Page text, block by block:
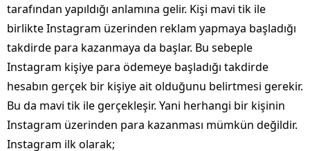
tarafından yapıldığı anlamına gelir. Kişi mavi tik ile
birlikte Instagram üzerinden reklam yapmaya başladığı
takdirde para kazanmaya da başlar. Bu sebeple
Instagram kişiye para ödemeye başladığı takdirde
hesabın gerçek bir kişiye ait olduğunu belirtmesi gerekir.
Bu da mavi tik ile gerçekleşir. Yani herhangi bir kişinin
Instagram üzerinden para kazanması mümkün değildir.
Instagram ilk olarak;